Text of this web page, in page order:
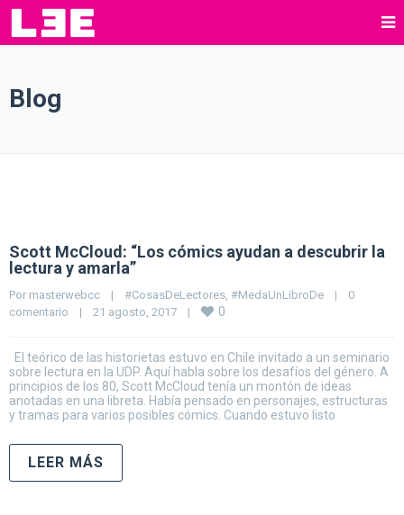
Blog
Scott McCloud: “Los cómics ayudan a descubrir la
lectura y amarla”
Por masterwebcc | #CosasDeLectores, #MedaUnLibroDe |
0
comentario
| 21 agosto, 2017 | 0
El teórico de las historietas estuvo en Chile invitado a un seminario
sobre lectura en la UDP. Aquí habla sobre los desafíos del género. A
principios de los 80, Scott McCloud tenía un montón de ideas
anotadas en una libreta. Había pensado en personajes, estructuras
y tramas para varios posibles cómics. Cuando estuvo listo
LEER MÁS